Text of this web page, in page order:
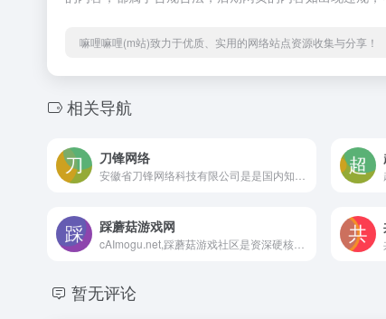
嘛哩嘛哩(m站)致力于优质、实用的网络站点资源收集与分享！
相关导航
刀锋网络
踩蘑菇游戏网
暂无评论